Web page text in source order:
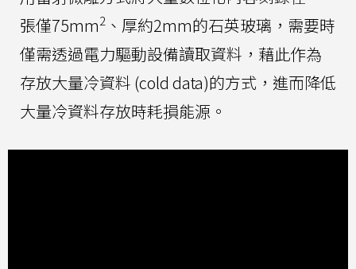
張僅75mm2 、厚約2mm的石英玻璃，需要時
僅需透過電力驅動設備讀取資料，藉此作為
存放大量冷資料 (cold data)的方式，進而降低
大量冷資料存放時耗損能源。